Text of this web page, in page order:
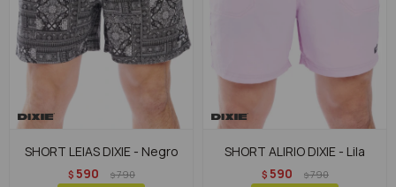
SHORT LEIAS DIXIE - Negro
$ 590 $790
SHORT ALIRIO DIXIE - Lila
$ 590 $790